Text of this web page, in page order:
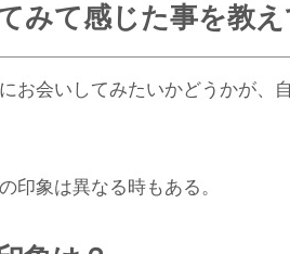
みて感じた事を教え
お会いしてみたいかどうかが、
印象は異なる時もある。